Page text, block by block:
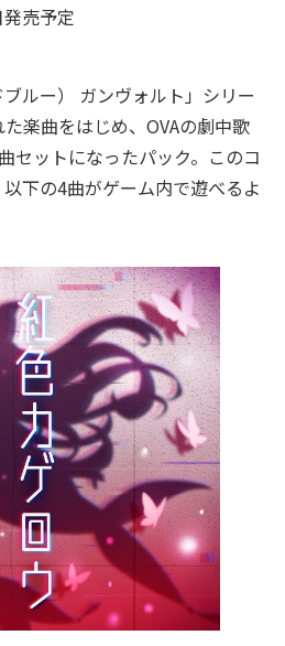
売予定
ルー） ガンヴォルト」シリー
楽曲をはじめ、OVAの劇中歌
セットになったパック。このコ
下の4曲がゲーム内で遊べるよ